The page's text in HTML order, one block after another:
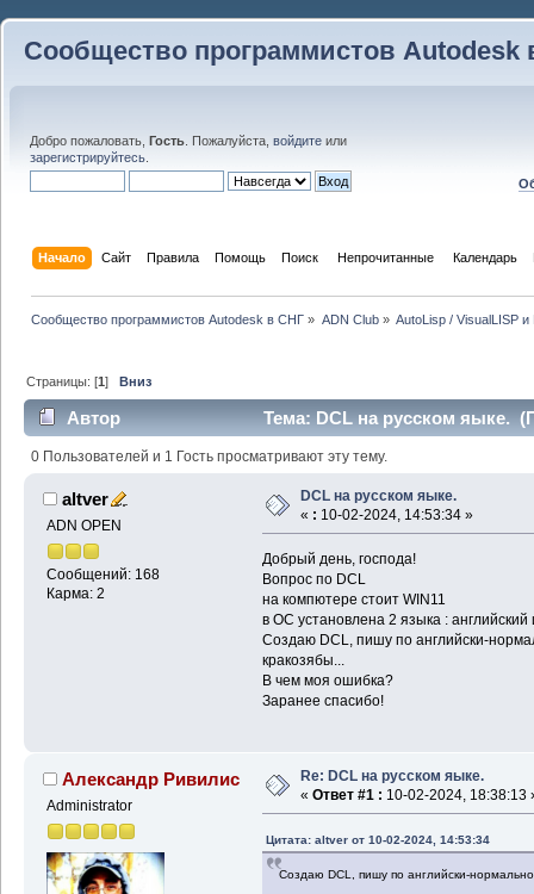
Сообщество программистов Autodesk
Добро пожаловать, Гость . Пожалуйста, войдите или
зарегистрируйтесь
Начало Сайт Правила Помощь Поиск Непрочитанные Календарь
Сообщество программистов Autodesk в СНГ » ADN Club» AutoLisp / VisualLISP и
Страницы: [1]Вниз
Автор Тема: DCL на русском яыке.
0 Пользователей и 1 Гость просматривают эту тему.
altver
ADN OPEN
Сообщений: 168
Карма: 2
DCL на русском яыке.
« : 10-02-2024, 14:53:34 »
Добрый день, господа!
Вопрос по DCL
на компютере стоит WIN11
в ОС установлена 2 языка : английский
Создаю DCL, пишу по английски-
кракозябы...
В чем моя ошибка?
Заранее спасибо!
Александр Ривилис
Administrator
Re: DCL на русском яыке.
« Ответ #1 : 10-02-2024, 18:38:13
Цитата: altver от 10-02-2024, 14:53:34
Создаю DCL, пишу по английски-